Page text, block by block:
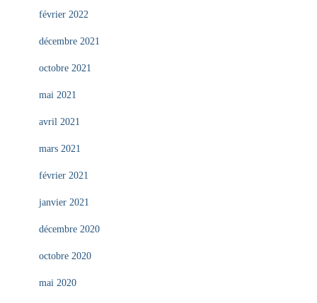
février 2022
décembre 2021
octobre 2021
mai 2021
avril 2021
mars 2021
février 2021
janvier 2021
décembre 2020
octobre 2020
mai 2020